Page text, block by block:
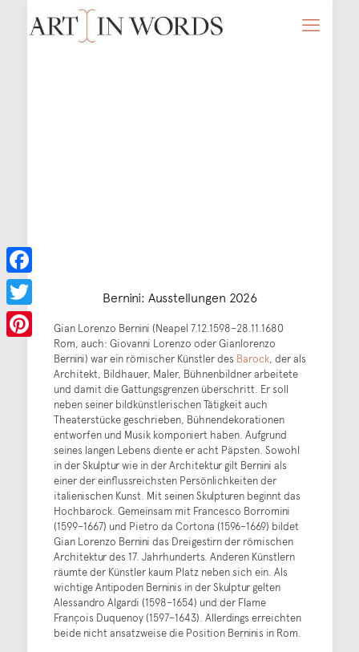
Bernini: Ausstellungen 2026
Gian Lorenzo Bernini (Neapel 7.12.1598–28.11.1680
Rom, auch: Giovanni Lorenzo oder Gianlorenzo
Bernini) war ein römischer Künstler des Barock, der als
Architekt, Bildhauer, Maler, Bühnenbildner arbeitete
und damit die Gattungsgrenzen überschritt. Er soll
neben seiner bildkünstlerischen Tätigkeit auch
Theaterstücke geschrieben, Bühnendekorationen
entworfen und Musik komponiert haben. Aufgrund
seines langen Lebens diente er acht Päpsten. Sowohl
in der Skulptur wie in der Architektur gilt Bernini als
einer der einflussreichsten Persönlichkeiten der
italienischen Kunst. Mit seinen Skulpturen beginnt das
Hochbarock. Gemeinsam mit Francesco Borromini
(1599–1667) und Pietro da Cortona (1596–1669) bildet
Gian Lorenzo Bernini das Dreigestirn der römischen
Architektur des 17. Jahrhunderts. Anderen Künstlern
räumte der Künstler kaum Platz neben sich ein. Als
wichtige Antipoden Berninis in der Skulptur gelten
Alessandro Algardi (1598–1654) und der Flame
François Duquenoy (1597–1643). Allerdings erreichten
beide nicht ansatzweise die Position Berninis in Rom.
Facebook
Twitter